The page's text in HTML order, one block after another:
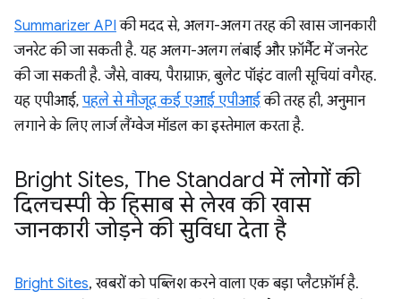
Summarizer API की मदद से, अलग-अलग तरह की खास जानकारी
जनरेट की जा सकती है. यह अलग-अलग लंबाई और फ़ॉर्मैट में जनरेट
की जा सकती है. जैसे, वाक्य, पैराग्राफ़, बुलेट पॉइंट वाली सूचियां वगैरह.
यह एपीआई, पहले से मौजूद कई एआई एपीआईकी तरह ही, अनुमान
लगाने के लिए लार्ज लैंग्वेज मॉडल का इस्तेमाल करता है.
Bright Sites, The Standard में लोगों की
दिलचस्पी के हिसाब से लेख की खास
जानकारी जोड़ने की सुविधा देता है
Bright Sites, खबरों को पब्लिश करने वाला एक बड़ा प्लैटफ़ॉर्म है.